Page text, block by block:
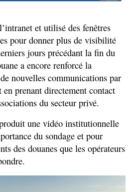
et utilisé des fenêtres
pour donner plus de visibilité
jours précédant la fin du
a encore renforcé la
nouvelles communications par
prenant directement contact
du secteur privé.
une vidéo institutionnelle
du sondage et pour
des douanes que les opérateurs